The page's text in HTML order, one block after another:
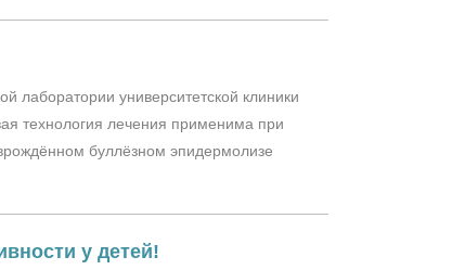
лаборатории университетской клиники
технология лечения применима при
буллёзном эпидермолизе
у детей!